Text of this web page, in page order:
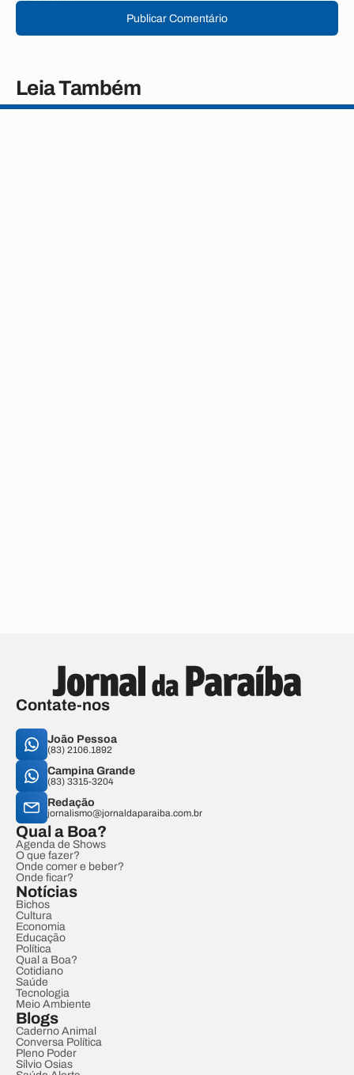
Publicar Comentário
Leia Também
Contate-nos
João Pessoa
(83) 2106.1892
Campina Grande
(83) 3315-3204
Redação
jornalismo@jornaldaparaiba.com.br
Qual a Boa?
Agenda de Shows
O que fazer?
Onde comer e beber?
Onde ficar?
Notícias
Bichos
Cultura
Economia
Educação
Política
Qual a Boa?
Cotidiano
Saúde
Tecnologia
Meio Ambiente
Blogs
Caderno Animal
Conversa Política
Pleno Poder
Sílvio Osias